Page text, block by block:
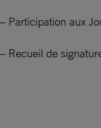
– Participation aux
– Recueil de